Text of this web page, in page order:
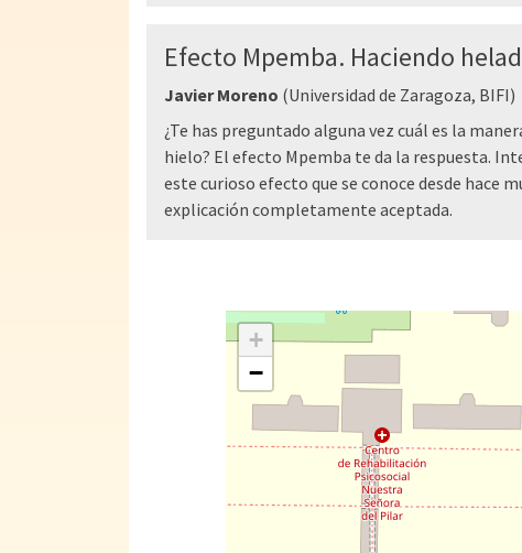
Efecto Mpemba. Haciendo
Javier Moreno (Universidad de Zaragoza, BIFI)
¿Te has preguntado alguna vez cuál es la
hielo? El efecto Mpemba te da la respuesta.
este curioso efecto que se conoce desde hace
explicación completamente aceptada.
+
−